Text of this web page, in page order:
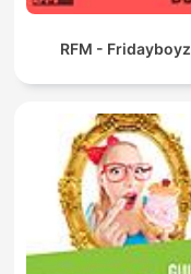
RFM - Fridayboyz